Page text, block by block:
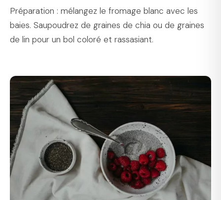
Préparation : mélangez le fromage blanc avec les
baies. Saupoudrez de graines de chia ou de graines
de lin pour un bol coloré et rassasiant.